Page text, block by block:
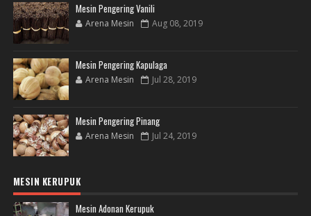
Mesin Pengering Vanili
Arena Mesin Aug 08, 2019
Mesin Pengering Kapulaga
Arena Mesin Jul 28, 2019
Mesin Pengering Pinang
Arena Mesin Jul 24, 2019
MESIN KERUPUK
Mesin Adonan Kerupuk